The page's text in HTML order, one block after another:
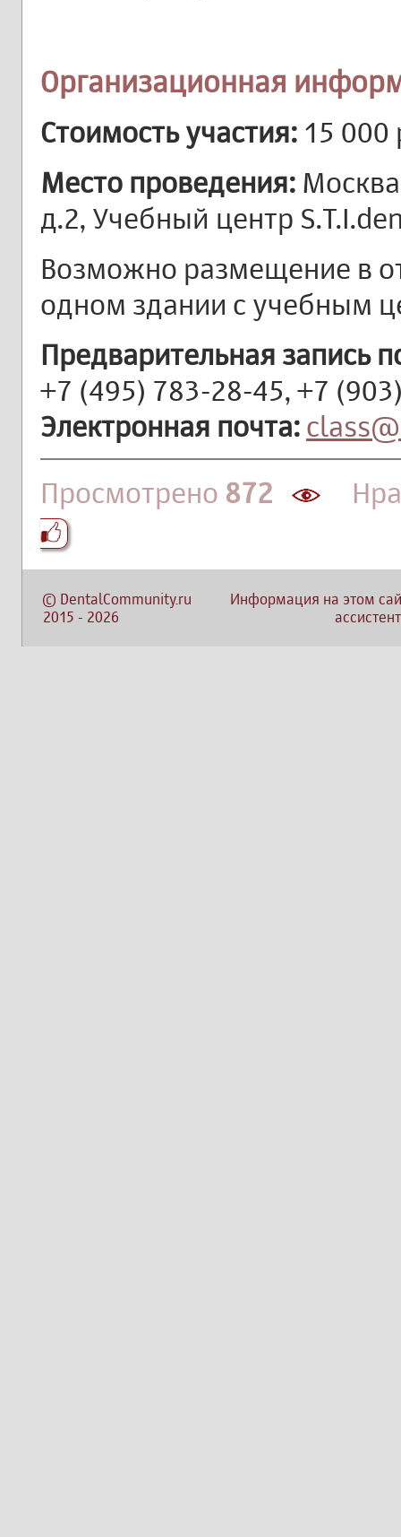
Организационная
Стоимость участия: 15 000
Место проведения:
д.2, Учебный центр
Возможно размещение в
одном здании с учебным
Предварительная запись
+7 (495) 783-28-45, +7
Электронная почта:
Просмотрено 872
© DentalCommunity.ru
2015 - 2026
Информация на этом